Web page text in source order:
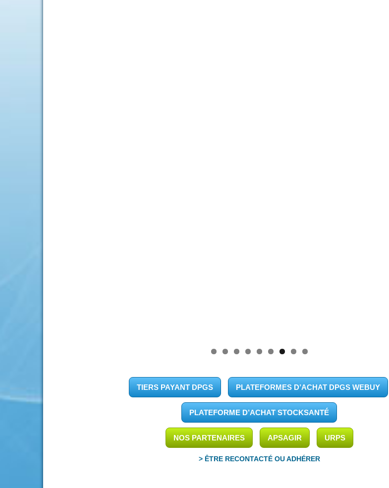
TIERS PAYANT DPGS PLATEFORMES D’ACHAT DPGS WEBUY
PLATEFORME D’ACHAT STOCKSANTÉ
NOS PARTENAIRES APSAGIR URPS
> ÊTRE RECONTACTÉ OU ADHÉRER